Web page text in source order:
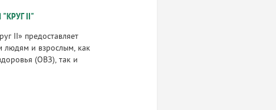
II"
II» предоставляет
людям и взрослым, как
(ОВЗ), так и